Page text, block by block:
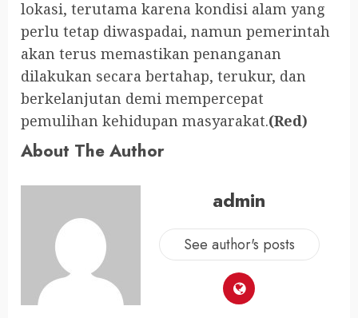
lokasi, terutama karena kondisi alam yang
perlu tetap diwaspadai, namun pemerintah
akan terus memastikan penanganan
dilakukan secara bertahap, terukur, dan
berkelanjutan demi mempercepat
pemulihan kehidupan masyarakat.(Red)
About The Author
admin
See author's posts